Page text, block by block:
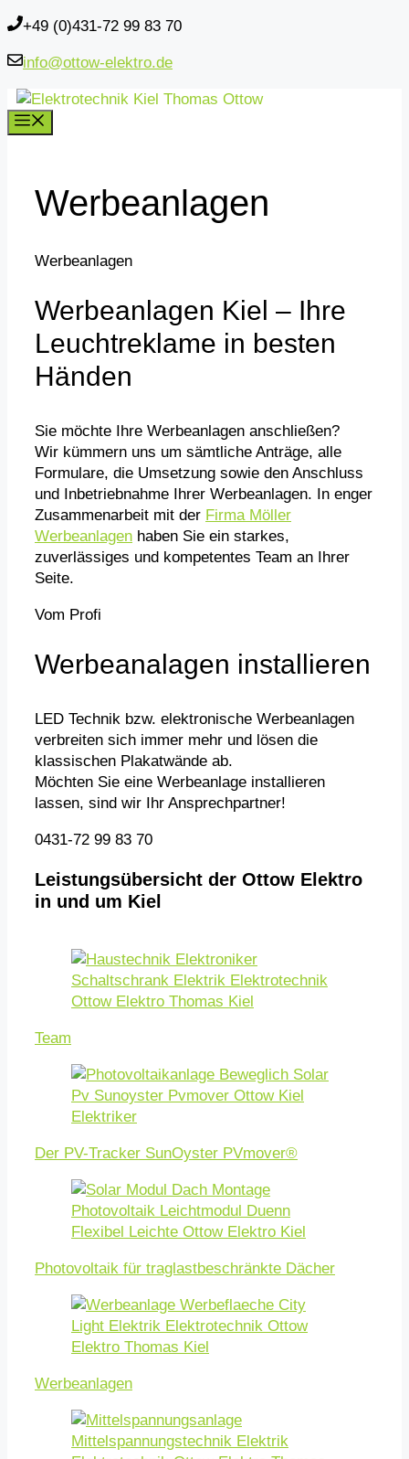
Zum
springen
+49 (0)431-72 99 83 70
info@ottow-elektro.de
Werbeanlagen
Werbeanlagen
Werbeanlagen Kiel – Ihre
Leuchtreklame in besten
Händen
Sie möchte Ihre Werbeanlagen anschließen?
Wir kümmern uns um sämtliche Anträge, alle
Formulare, die Umsetzung sowie den Anschluss
und Inbetriebnahme Ihrer Werbeanlagen. In enger
Zusammenarbeit mit der Firma Möller
Werbeanlagen haben Sie ein starkes,
zuverlässiges und kompetentes Team an Ihrer
Seite.
Vom Profi
Werbeanalagen installieren
LED Technik bzw. elektronische Werbeanlagen
verbreiten sich immer mehr und lösen die
klassischen Plakatwände ab.
Möchten Sie eine Werbeanlage installieren
lassen, sind wir Ihr Ansprechpartner!
0431-72 99 83 70
Leistungsübersicht der Ottow Elektro
in und um Kiel
Team
Der PV-Tracker SunOyster PVmover®
Photovoltaik für traglastbeschränkte Dächer
Werbeanlagen